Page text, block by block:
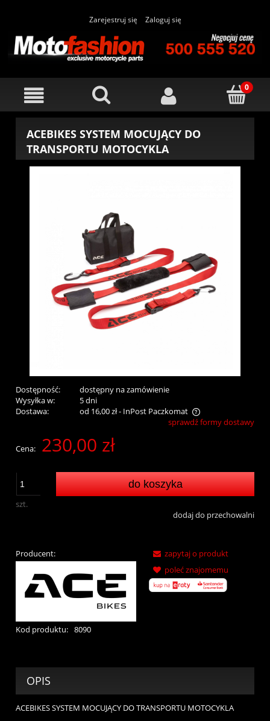
Zarejestruj się Zaloguj się
ACEBIKES SYSTEM MOCUJĄCY DO
TRANSPORTU MOTOCYKLA
Dostępność:
dostępny na zamówienie
Wysyłka w:
5 dni
Dostawa:
od 16,00 zł- InPost Paczkomat
Cena nie zawiera ewentualnych kosztów płatnościsprawdź formy dostawy
Cena: 230,00 zł
szt.
do koszyka
dodaj do przechowalni
Producent:
Kod produktu: 8090
zapytaj o produkt
poleć znajomemu
OPIS
ACEBIKES SYSTEM MOCUJĄCY DO TRANSPORTU MOTOCYKLA